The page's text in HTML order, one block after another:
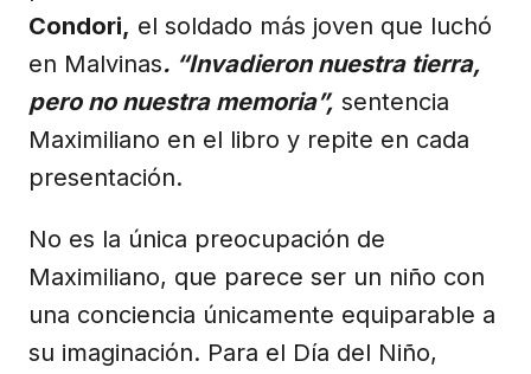
Condori, el soldado más joven que luchó
en Malvinas. “Invadieron nuestra tierra,
pero no nuestra memoria”, sentencia
Maximiliano en el libro y repite en cada
presentación.
No es la única preocupación de
Maximiliano, que parece ser un niño con
una conciencia únicamente equiparable a
su imaginación. Para el Día del Niño,